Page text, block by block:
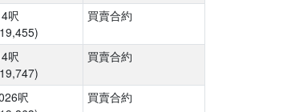
呎
買賣合約
呎
買賣合約
呎
買賣合約